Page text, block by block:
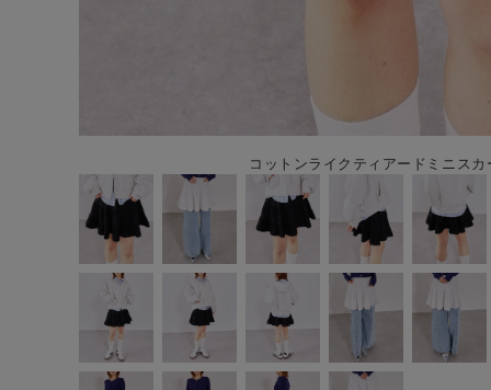
コットンライクティアードミニスカ